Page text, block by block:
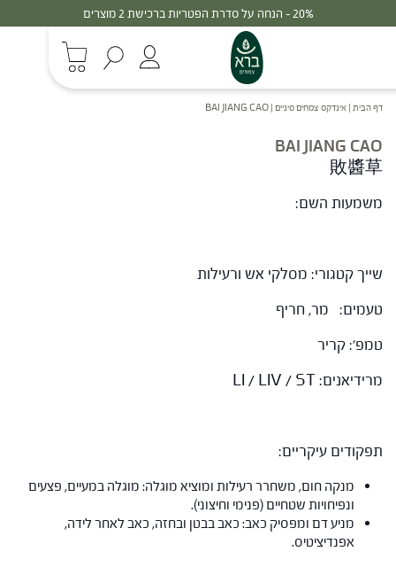
20% - הנחה על סדרת הפטריות ברכישת 2 מוצרים
דף הבית | אינדקס צמחים סיניים |
BAI JIANG CAO
BAI JIANG CAO
敗醬草
משמעות השם:
שייך קטגורי: מסלקי אש ורעילות
טעמים: מר, חריף
טמפ': קריר
מרידיאנים: LI / LIV / ST
תפקודים עיקריים:
מנקה חום, משחרר רעילות ומוציא מוגלה: מוגלה במעיים, פצעים
ונפיחויות שטחיים (פנימי וחיצוני).
מניע דם ומפסיק כאב: כאב בבטן ובחזה, כאב לאחר לידה,
אפנדיציטיס.